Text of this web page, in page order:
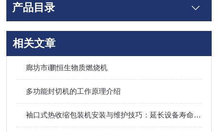
产品目录
相关文章
廊坊市i鹏恒生物质燃烧机
多功能封切机的工作原理介绍
袖口式热收缩包装机安装与维护技巧：延长设备寿命，减少包装生产线停机